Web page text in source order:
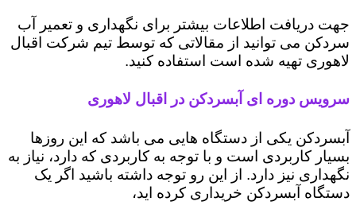
جهت دریافت اطلاعات بیشتر برای نگهداری و تعمیر آب
سردکن می توانید از مقالاتی که توسط تیم شرکت اقبال
لاهوری تهیه شده است استفاده کنید.
سرویس دوره ای آبسردکن در اقبال لاهوری
آبسردکن یکی از دستگاه هایی می باشد که این روزها
بسیار کاربردی است و با توجه به کاربردی که دارد، نیاز به
نگهداری نیز دارد. از این رو توجه داشته باشید اگر یک
دستگاه آبسردکن خریداری کرده اید،